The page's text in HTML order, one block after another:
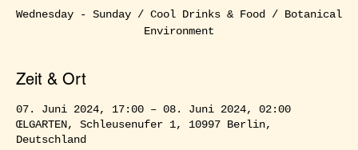
Wednesday - Sunday / Cool Drinks & Food / Botanical
Environment
Zeit & Ort
07. Juni 2024, 17:00 – 08. Juni 2024, 02:00
ŒLGARTEN, Schleusenufer 1, 10997 Berlin,
Deutschland